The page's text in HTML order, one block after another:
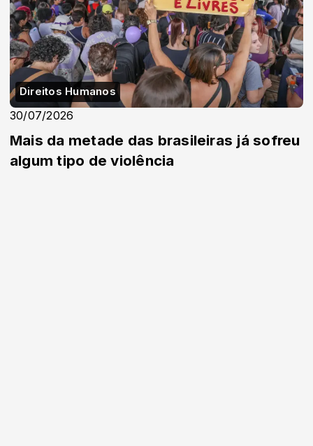
Direitos Humanos
30/07/2026
Mais da metade das brasileiras já sofreu
algum tipo de violência